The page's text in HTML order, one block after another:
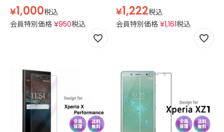
¥1,000税込
会員特別価格 ¥950税込
¥1,222税込
会員特別価格 ¥1,161税込